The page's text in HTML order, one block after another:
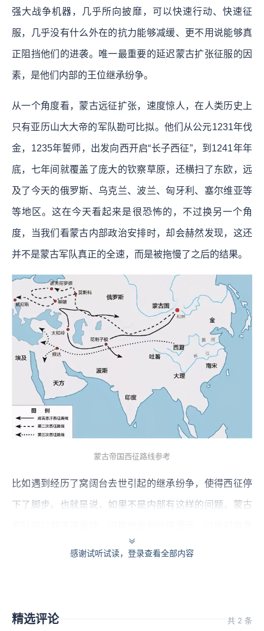
强大战争机器，几乎所向披靡，可以快速行动、快速征
服，几乎没有什么外在的抗力能够减缓、更不用说能够真
正阻挡他们的进袭。唯一最重要的延迟蒙古扩张征服的因
素，是他们内部的王位继承纷争。
从一个角度看，蒙古远征扩张，速度惊人，在人类历史上
只有亚历山大大帝的军队勘可比拟。他们从公元1231年伐
金，1235年誓师，出发向西开启“长子西征”，到1241年年
底，七年间就覆盖了庞大的钦察草原，还横扫了东欧，远
及了今天的俄罗斯、乌克兰、波兰、匈牙利、塞尔维亚等
等地区。这在今天看起来是很恐怖的，不过换另一个角
度，当我们看蒙古内部政治安排时，却会赫然发现，这还
并不是蒙古军队真正的全速，而是被拖慢了之后的结果。
蒙古帝国西征路线参考
比如遇到经历了窝阔台去世引起的继承纷争，使得西征停
下了脚步。也就是说，如果不是内部有这样的问题，蒙古
的军事行动标准衡量，这样的领土攻占速度还算是慢的。
帝，必定是沿途以压倒性的武力带来了巨大的破坏，形成
感谢试听试读，登录查看全部内容
精选评论 共 2 条